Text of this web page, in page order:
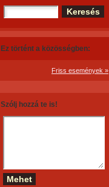
Ez történt a közösségben:
Friss események »
Szólj hozzá te is!